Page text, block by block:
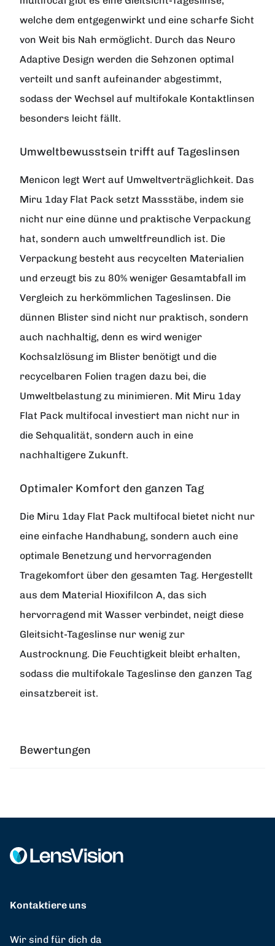
welche dem entgegenwirkt und eine scharfe Sicht
von Weit bis Nah ermöglicht. Durch das Neuro
Adaptive Design werden die Sehzonen optimal
verteilt und sanft aufeinander abgestimmt,
sodass der Wechsel auf multifokale Kontaktlinsen
besonders leicht fällt.
Umweltbewusstsein trifft auf Tageslinsen
Menicon legt Wert auf Umweltverträglichkeit. Das
Miru 1day Flat Pack setzt Massstäbe, indem sie
nicht nur eine dünne und praktische Verpackung
hat, sondern auch umweltfreundlich ist. Die
Verpackung besteht aus recycelten Materialien
und erzeugt bis zu 80% weniger Gesamtabfall im
Vergleich zu herkömmlichen Tageslinsen. Die
dünnen Blister sind nicht nur praktisch, sondern
auch nachhaltig, denn es wird weniger
Kochsalzlösung im Blister benötigt und die
recycelbaren Folien tragen dazu bei, die
Umweltbelastung zu minimieren. Mit Miru 1day
Flat Pack multifocal investiert man nicht nur in
die Sehqualität, sondern auch in eine
nachhaltigere Zukunft.
Optimaler Komfort den ganzen Tag
Die Miru 1day Flat Pack multifocal bietet nicht nur
eine einfache Handhabung, sondern auch eine
optimale Benetzung und hervorragenden
Tragekomfort über den gesamten Tag. Hergestellt
aus dem Material Hioxifilcon A, das sich
hervorragend mit Wasser verbindet, neigt diese
Gleitsicht-Tageslinse nur wenig zur
Austrocknung. Die Feuchtigkeit bleibt erhalten,
sodass die multifokale Tageslinse den ganzen Tag
einsatzbereit ist.
Bewertungen
Kontaktiere uns
Wir sind für dich da